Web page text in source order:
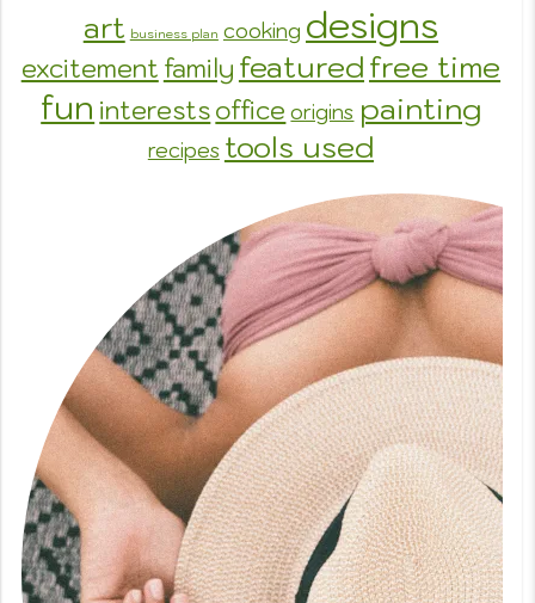
art business plan cooking designs
excitement family featuredfree time
fun interestsoffice origins painting
recipes tools used